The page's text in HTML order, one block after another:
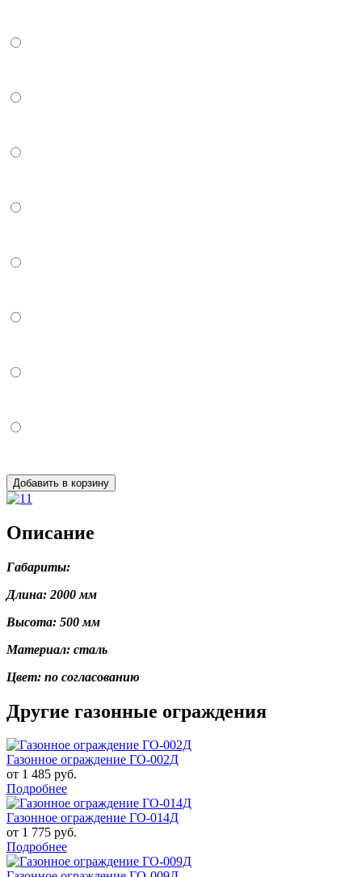
Добавить в корзину
Описание
Габариты:
Длина: 2000 мм
Высота: 500 мм
Материал: сталь
Цвет: по согласованию
Другие газонные ограждения
Газонное ограждение ГО-002Д
от 1 485 руб.
Подробнее
Газонное ограждение ГО-014Д
от 1 775 руб.
Подробнее